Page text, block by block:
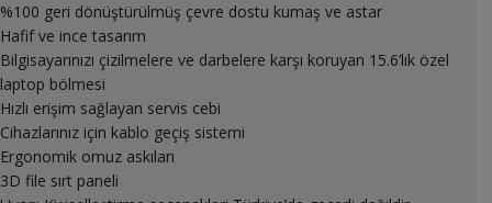
%100 geri dönüştürülmüş çevre dostu kumaş ve astar
Hafif ve ince tasarım
Bilgisayarınızı çizilmelere ve darbelere karşı koruyan 15.6’lık özel
laptop bölmesi
Hızlı erişim sağlayan servis cebi
Cihazlarınız için kablo geçiş sistemi
Ergonomik omuz askıları
3D file sırt paneli